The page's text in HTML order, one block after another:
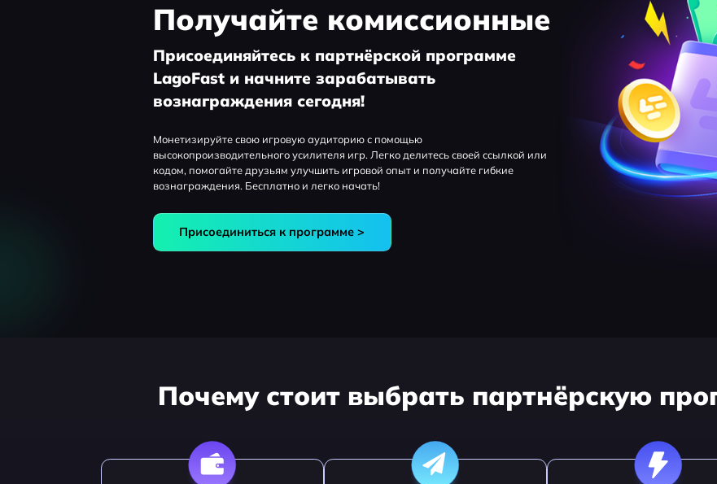
Получайте комиссионные
Присоединяйтесь к партнёрской программе
LagoFast и начните зарабатывать
вознаграждения сегодня!
Монетизируйте свою игровую аудиторию с помощью
высокопроизводительного усилителя игр. Легко делитесь своей ссылкой или
кодом, помогайте друзьям улучшить игровой опыт и получайте гибкие
вознаграждения. Бесплатно и легко начать!
Присоединиться к программе >
Почему стоит выбрать партнёрскую